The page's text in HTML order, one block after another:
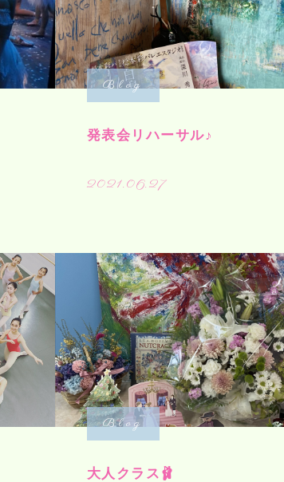
Blog
発表会リハーサル♪
2021.06.27
Blog
大人クラス🩰